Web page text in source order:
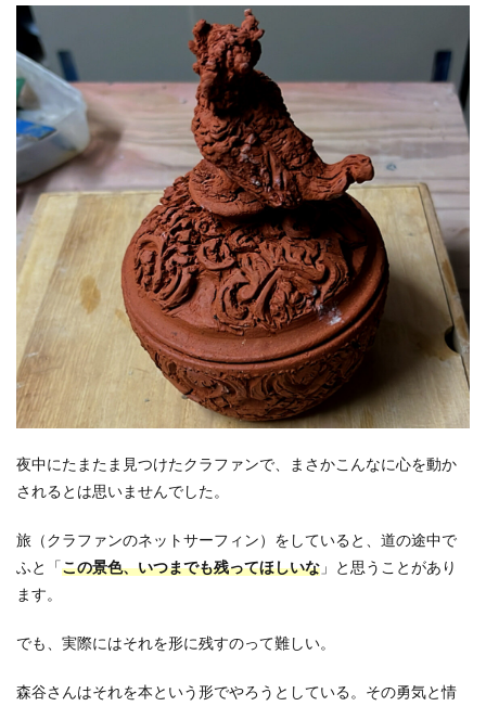
夜中にたまたま見つけたクラファンで、まさかこんなに心を動か
されるとは思いませんでした。
旅（クラファンのネットサーフィン）をしていると、道の途中で
ふと「この景色、いつまでも残ってほしいな 」と思うことがあり
ます。
でも、実際にはそれを形に残すのって難しい。
森谷さんはそれを本という形でやろうとしている。その勇気と情